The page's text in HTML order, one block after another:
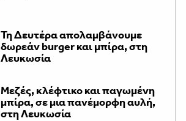
Τη Δευτέρα απολαμβάνουμε
δωρεάν burger και μπίρα, στη
Λευκωσία
Μεζές, κλέφτικο και παγωμένη
μπίρα, σε μια πανέμορφη αυλή,
στη Λευκωσία